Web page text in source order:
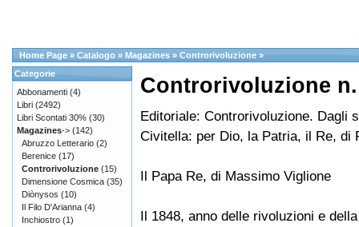
Home Page » Catalogo » Magazines » Controrivoluzione »
Controrivoluzione n.
Editoriale: Controrivoluzione. Dagli
Civitella: per Dio, la Patria, il Re, di
Il Papa Re, di Massimo Viglione
Il 1848, anno delle rivoluzioni e
Categorie
Abbonamenti (4)
Libri (2492)
Libri Scontati 30% (30)
Magazines-> (142)
Abruzzo Letterario (2)
Berenice (17)
Controrivoluzione (15)
Dimensione Cosmica (35)
Diònysos (10)
Il Filo D'Arianna (4)
Inchiostro (1)